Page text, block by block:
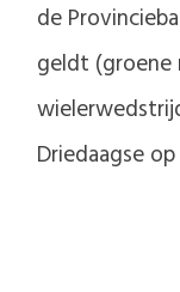
de
geldt
Driedaagse